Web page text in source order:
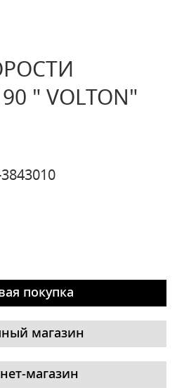
" VOLTON"
покупка
магазин
магазин